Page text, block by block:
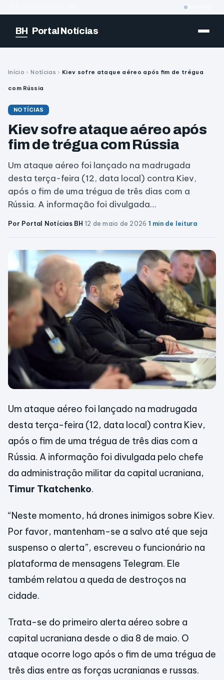
BH Portal Notícias
Início › Notícias › Kiev sofre ataque aéreo após fim de trégua
com Rússia
NOTÍCIAS
Kiev sofre ataque aéreo após
fim de trégua com Rússia
Um ataque aéreo foi lançado na madrugada
desta terça-feira (12, data local) contra Kiev,
após o fim de uma trégua de três dias com a
Rússia. A informação foi divulgada…
Por Portal Notícias BH·12 de maio de 2026·1 min de leitura
Um ataque aéreo foi lançado na madrugada
desta terça-feira (12, data local) contra Kiev,
após o fim de uma trégua de três dias com a
Rússia. A informação foi divulgada pelo chefe
da administração militar da capital ucraniana,
Timur Tkatchenko.
“Neste momento, há drones inimigos sobre Kiev.
Por favor, mantenham-se a salvo até que seja
suspenso o alerta”, escreveu o funcionário na
plataforma de mensagens Telegram. Ele
também relatou a queda de destroços na
cidade.
Trata-se do primeiro alerta aéreo sobre a
capital ucraniana desde o dia 8 de maio. O
ataque ocorre logo após o fim de uma trégua de
três dias entre as forças ucranianas e russas.